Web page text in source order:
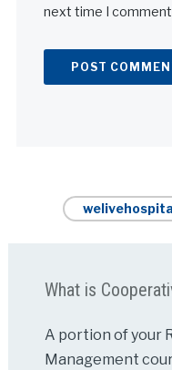
next time I
What is
A portion of your
Management